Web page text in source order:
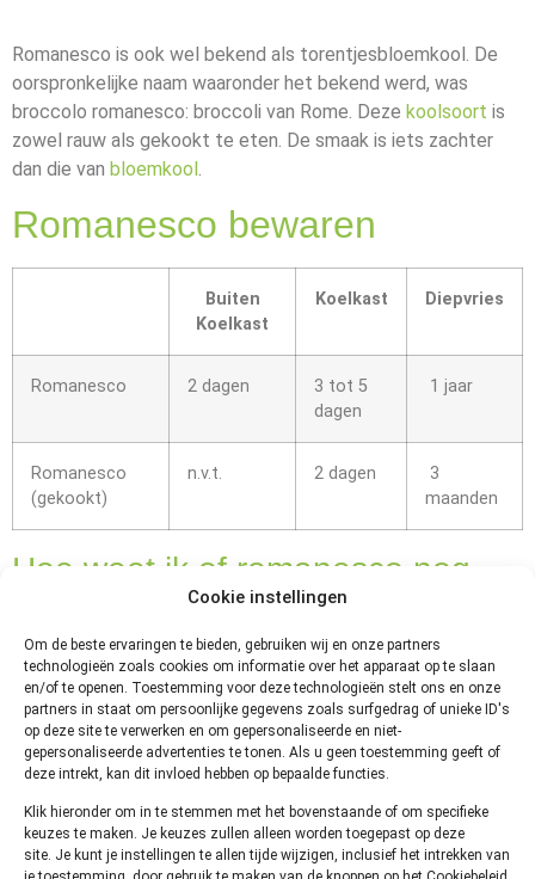
Cookie instellingen
Om de beste ervaringen te bieden, gebruiken wij en onze partners
technologieën zoals cookies om informatie over het apparaat op te slaan
en/of te openen. Toestemming voor deze technologieën stelt ons en onze
partners in staat om persoonlijke gegevens zoals surfgedrag of unieke ID's
op deze site te verwerken en om gepersonaliseerde en niet-
gepersonaliseerde advertenties te tonen. Als u geen toestemming geeft of
deze intrekt, kan dit invloed hebben op bepaalde functies.
Klik hieronder om in te stemmen met het bovenstaande of om specifieke
keuzes te maken. Je keuzes zullen alleen worden toegepast op deze
site. Je kunt je instellingen te allen tijde wijzigen, inclusief het intrekken van
Romanesco is ook wel bekend als torentjesbloemkool. De
oorspronkelijke naam waaronder het bekend werd, was
broccolo romanesco: broccoli van Rome. Deze koolsoort is
zowel rauw als gekookt te eten. De smaak is iets zachter
dan die van bloemkool.
Romanesco bewaren
Buiten
Koelkast
Koelkast Diepvries
Romanesco 2 dagen
3 tot 5
dagen
1 jaar
Romanesco
(gekookt)
n.v.t. 2 dagen
3
maanden
Hoe weet ik of romanesco nog
Net als met de
meeste andere
kolen kan je
makkelijk zien
en ruiken of de
romanesco nog
goed is. Als de
romanesco slap